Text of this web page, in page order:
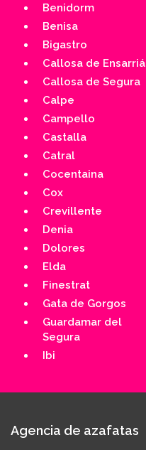
Benidorm
Benisa
Bigastro
Callosa de Ensarriá
Callosa de Segura
Calpe
Campello
Castalla
Catral
Cocentaina
Cox
Crevillente
Denia
Dolores
Elda
Finestrat
Gata de Gorgos
Guardamar del
Segura
Ibi
Agencia de azafatas